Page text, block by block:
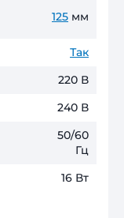
125 мм
Так
220 В
240 В
50/60
Гц
16 Вт